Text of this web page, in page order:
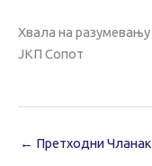
Хвала на разумевању
ЈКП Сопот
← Претходни Чланак